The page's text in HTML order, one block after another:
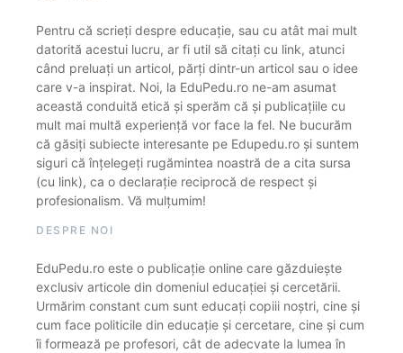
Pentru că scrieți despre educație, sau cu atât mai mult
datorită acestui lucru, ar fi util să citați cu link, atunci
când preluați un articol, părți dintr-un articol sau o idee
care v-a inspirat. Noi, la EduPedu.ro ne-am asumat
această conduită etică și sperăm că și publicațiile cu
mult mai multă experiență vor face la fel. Ne bucurăm
că găsiți subiecte interesante pe Edupedu.ro și suntem
siguri că înțelegeți rugămintea noastră de a cita sursa
(cu link), ca o declarație reciprocă de respect și
profesionalism. Vă mulțumim!
DESPRE NOI
EduPedu.ro este o publicație online care găzduiește
exclusiv articole din domeniul educației și cercetării.
Urmărim constant cum sunt educați copiii noștri, cine și
cum face politicile din educație și cercetare, cine și cum
îi formează pe profesori, cât de adecvate la lumea în